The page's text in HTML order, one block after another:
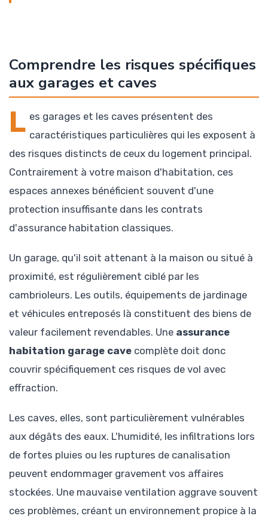
Comprendre les risques spécifiques
aux garages et caves
L es garages et les caves présentent des
caractéristiques particulières qui les exposent à
des risques distincts de ceux du logement principal.
Contrairement à votre maison d'habitation, ces
espaces annexes bénéficient souvent d'une
protection insuffisante dans les contrats
d'assurance habitation classiques.
Un garage, qu'il soit attenant à la maison ou situé à
proximité, est régulièrement ciblé par les
cambrioleurs. Les outils, équipements de jardinage
et véhicules entreposés là constituent des biens de
valeur facilement revendables. Une assurance
habitation garage cave complète doit donc
couvrir spécifiquement ces risques de vol avec
effraction.
Les caves, elles, sont particulièrement vulnérables
aux dégâts des eaux. L'humidité, les infiltrations lors
de fortes pluies ou les ruptures de canalisation
peuvent endommager gravement vos affaires
stockées. Une mauvaise ventilation aggrave souvent
ces problèmes, créant un environnement propice à la